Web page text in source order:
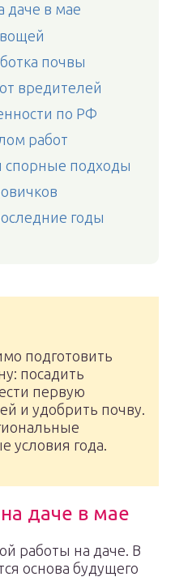
даче в мае
почвы
вредителей
по РФ
работ
подходы
годы
подготовить
посадить
первую
и удобрить почву.
условия года.
даче в мае
работы на даче. В
основа будущего